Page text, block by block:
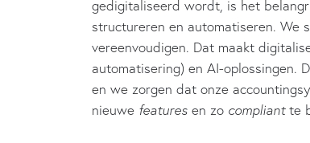
gedigitaliseerd wordt, is het
structureren en automatiseren. We
vereenvoudigen. Dat maakt
automatisering) en AI-oplossingen.
en we zorgen dat onze
nieuwe features en zo compliantte